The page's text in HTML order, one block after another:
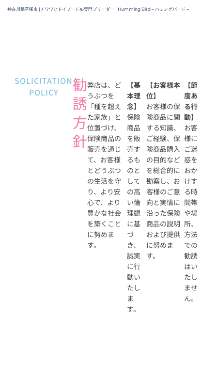
神奈川県平塚市 |チワワとトイプードル専門ブリーダー | Humming Bird－ハミングバード－
SOLICITATION
POLICY
勧
誘
方
針
弊店は、ど
うぶつを
「種を超え
た家族」と
位置づけ、
保険商品の
販売を通じ
て、お客様
とどうぶつ
の生活を守
り、より安
心で、より
豊かな社会
を築くこと
に努めま
す。
【基
本理
念】
保険
商品
を販
売す
るも
のと
して
の高
い倫
理観
に基
づ
き、
誠実
に行
動い
たし
ま
す。
【お客様本
位】
お客様の保
険商品に関
する知識、
ご経験、保
険商品購入
の目的など
を総合的に
勘案し、お
客様のご意
向と実情に
沿った保険
商品の説明
および提供
に努めま
す。
【節
度あ
る行
動】
お客
様に
ご迷
惑を
おか
けす
る時
間帯
や場
所、
方法
での
勧誘
はい
たし
ませ
ん。